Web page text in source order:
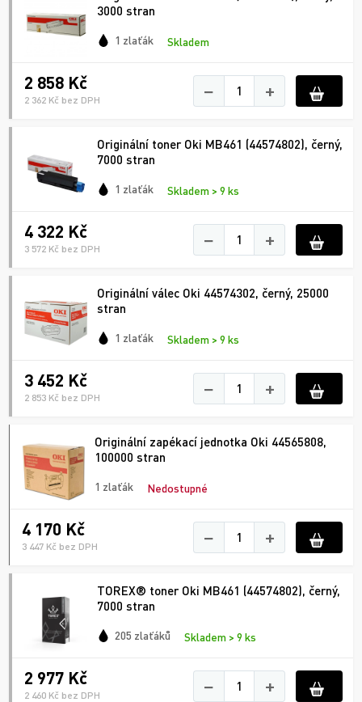
3000 stran
1 zlaťák Skladem
2 858 Kč
2 362 Kč bez DPH − +
Originální toner Oki MB461 (44574802), černý,
7000 stran
1 zlaťák Skladem > 9 ks
4 322 Kč
3 572 Kč bez DPH − +
Originální válec Oki 44574302, černý, 25000
stran
1 zlaťák Skladem > 9 ks
3 452 Kč
2 853 Kč bez DPH − +
Originální zapékací jednotka Oki 44565808,
100000 stran
1 zlaťák Nedostupné
4 170 Kč
3 447 Kč bez DPH − +
TOREX® toner Oki MB461 (44574802), černý,
7000 stran
205 zlaťáků Skladem > 9 ks
2 977 Kč
2 460 Kč bez DPH − +